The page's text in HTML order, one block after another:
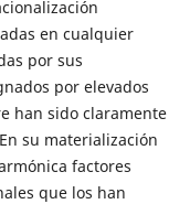
en cualquier
por sus
por elevados
han sido claramente
su materialización
factores
que los han